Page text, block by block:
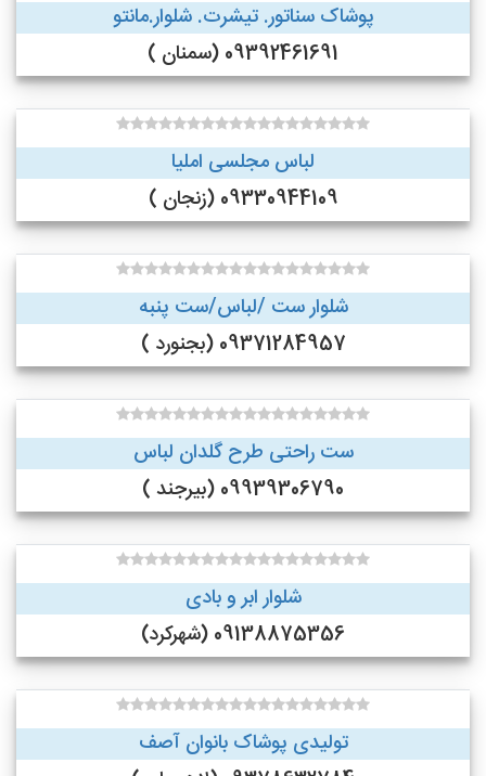
پوشاک سناتور. تیشرت. شلوار.مانتو
09392461691 (سمنان )
لباس مجلسی املیا
09330944109 (زنجان )
شلوار ست /لباس/ست پنبه
09371284957 (بجنورد )
ست راحتی طرح گلدان لباس
09939306790 (بیرجند )
شلوار ابر و بادی
09138875356 (شهرکرد)
تولیدی پوشاک بانوان آصف